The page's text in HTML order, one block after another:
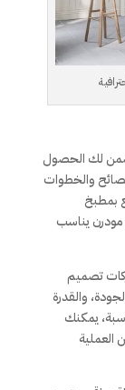
لك الحصول
والخطوات
بمطبخ
يناسب
تصميم
والقدرة
يمكنك